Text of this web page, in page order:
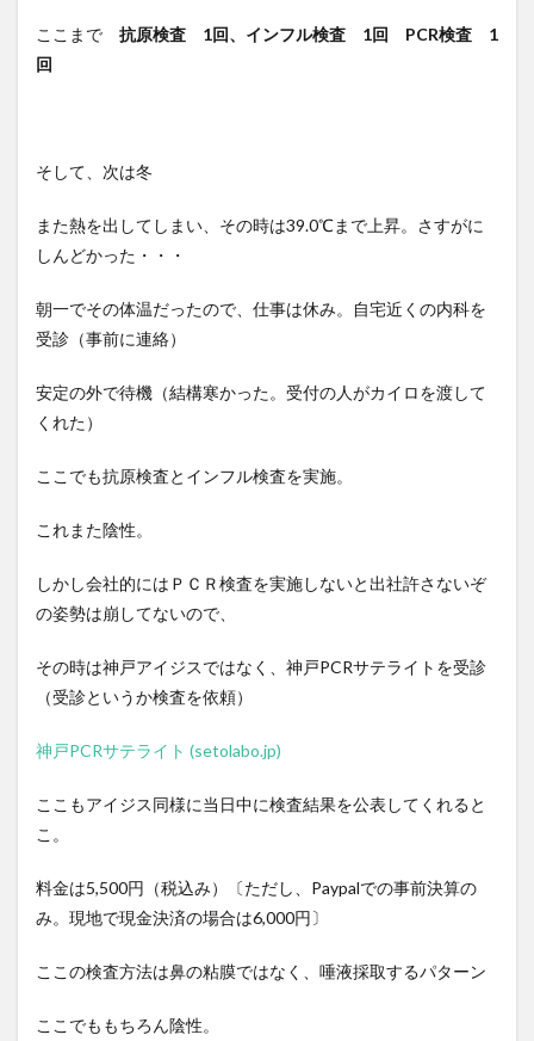
ここまで 抗原検査 1回、インフル検査 1回 PCR検査 1
回
そして、次は冬
また熱を出してしまい、その時は39.0℃まで上昇。さすがに
しんどかった・・・
朝一でその体温だったので、仕事は休み。自宅近くの内科を
受診（事前に連絡）
安定の外で待機（結構寒かった。受付の人がカイロを渡して
くれた）
ここでも抗原検査とインフル検査を実施。
これまた陰性。
しかし会社的にはＰＣＲ検査を実施しないと出社許さないぞ
の姿勢は崩してないので、
その時は神戸アイジスではなく、神戸PCRサテライトを受診
（受診というか検査を依頼）
神戸PCRサテライト (setolabo.jp)
ここもアイジス同様に当日中に検査結果を公表してくれると
こ。
料金は5,500円（税込み）〔ただし、Paypalでの事前決算の
み。現地で現金決済の場合は6,000円〕
ここの検査方法は鼻の粘膜ではなく、唾液採取するパターン
ここでももちろん陰性。